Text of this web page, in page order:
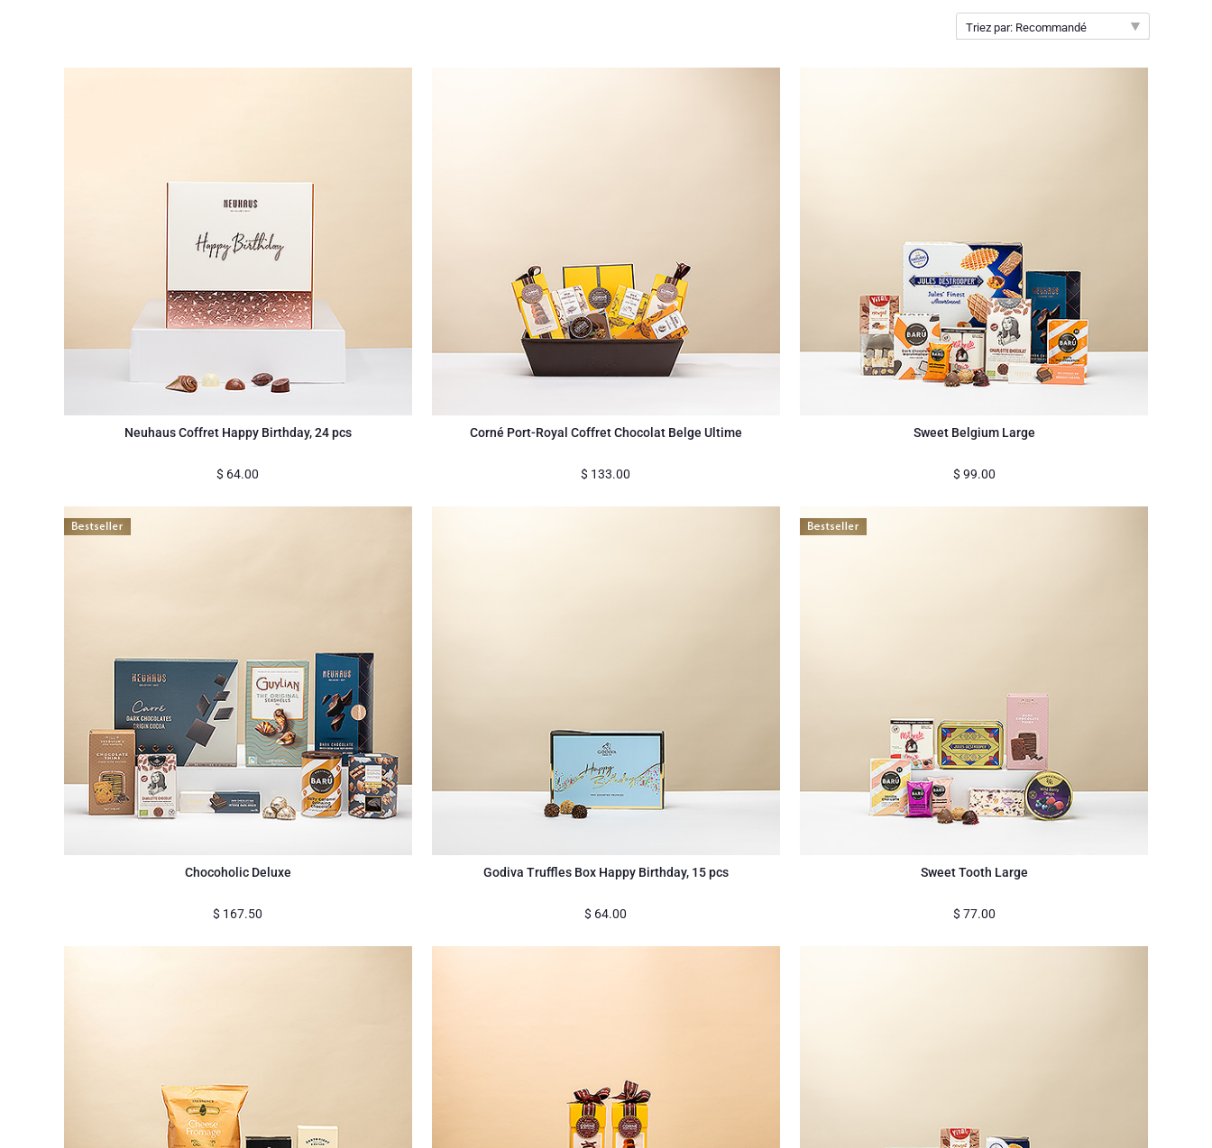
Triez par: Recommandé
Neuhaus Coffret Happy Birthday, 24 pcs
$ 64.00
Corné Port-Royal Coffret Chocolat Belge Ultime
$ 133.00
Sweet Belgium Large
$ 99.00
Chocoholic Deluxe
$ 167.50
Godiva Truffles Box Happy Birthday, 15 pcs
$ 64.00
Sweet Tooth Large
$ 77.00